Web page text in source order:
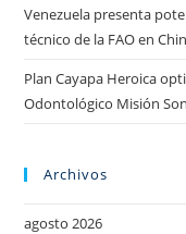
Venezuela presenta
técnico de la FAO en
Plan Cayapa Heroica
Odontológico Misión
Archivos
agosto 2026